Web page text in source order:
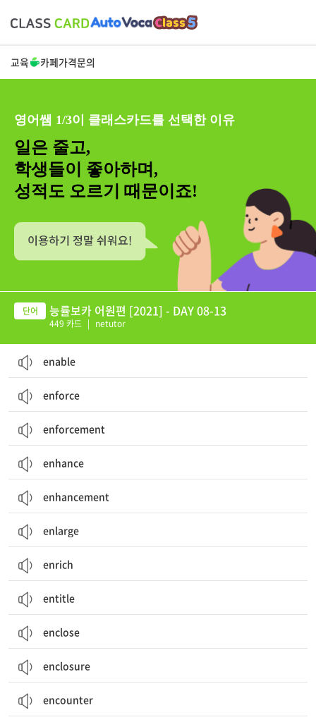
교육 카페가격문의
영어쌤 1/3이 클래스카드를 선택한 이유
일은 줄고,
학생들이 좋아하며,
성적도 오르기 때문이죠!
능률보카 어원편 [2021] - DAY 08-13
449 카드 | netutor
enable
enforce
enforcement
enhance
enhancement
enlarge
enrich
entitle
enclose
enclosure
encounter